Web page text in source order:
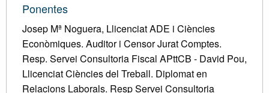
Ponentes
Josep Mª Noguera, Llicenciat ADE i Ciències
Econòmiques. Auditor i Censor Jurat Comptes.
Resp. Servei Consultoria Fiscal APttCB - David Pou,
Llicenciat Ciències del Treball. Diplomat en
Relacions Laborals. Resp Servei Consultoria